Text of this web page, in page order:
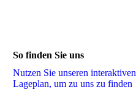
So finden Sie uns
Nutzen Sie unseren interaktiven
La­ge­plan, um zu uns zu finden